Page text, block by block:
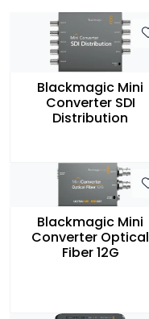
Blackmagic Mini
Converter SDI
Distribution
Blackmagic Mini
Converter Optical
Fiber 12G